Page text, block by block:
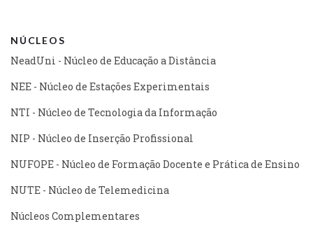
NÚCLEOS
NeadUni - Núcleo de Educação a Distância
NEE - Núcleo de Estações Experimentais
NTI - Núcleo de Tecnologia da Informação
NIP - Núcleo de Inserção Profissional
NUFOPE - Núcleo de Formação Docente e Prática de Ensino
NUTE - Núcleo de Telemedicina
Núcleos Complementares